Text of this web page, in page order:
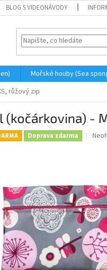
BLOG S VIDEONÁVODY
Mořské houby (Sea
růžový zip
(kočárkovina) -
Doprava zdarma
z
5